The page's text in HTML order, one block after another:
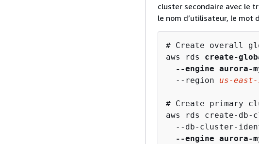
cluster secondaire avec le
le nom d’utilisateur, le mot
# Create overall
aws rds create-
--engine aurora-
  --region
us-east-
# Create primary
aws rds create-db-
--db-cluster-
--engine aurora-